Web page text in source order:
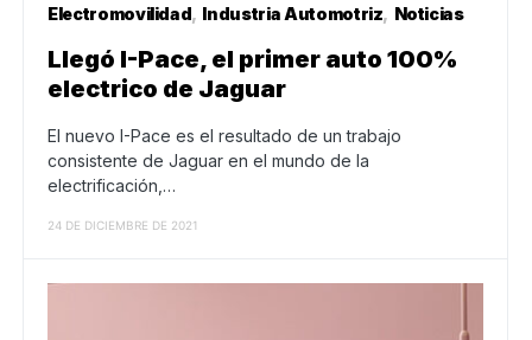
Electromovilidad Industria Automotriz Noticias
Llegó I-Pace, el primer auto 100%
electrico de Jaguar
El nuevo I-Pace es el resultado de un trabajo
consistente de Jaguar en el mundo de la
electrificación,…
24 DE DICIEMBRE DE 2021